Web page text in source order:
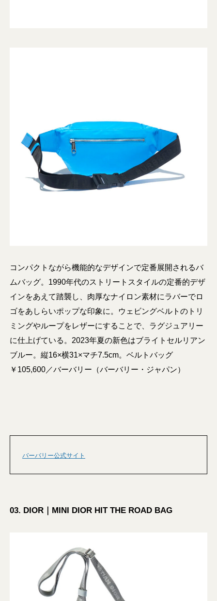
コンパクトながら機能的なデザインで定番展開されるバ
ムバッグ。1990年代のストリートスタイルの定番的デザ
インをあえて踏襲し、肉厚なナイロン素材にラバーでロ
ゴをあしらいポップな印象に。ウェビングベルトのトリ
ミングやループをレザーにすることで、ラグジュアリー
に仕上げている。2023年夏の新色はブライトセルリアン
ブルー。縦16×横31×マチ7.5cm。ベルトバッグ
￥105,600／バーバリー（バーバリー・ジャパン）
バーバリー公式サイト
03. DIOR｜MINI DIOR HIT THE ROAD BAG